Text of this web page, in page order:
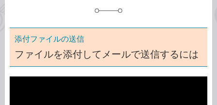
添付ファイルの送信
ファイルを添付してメールで送信するには